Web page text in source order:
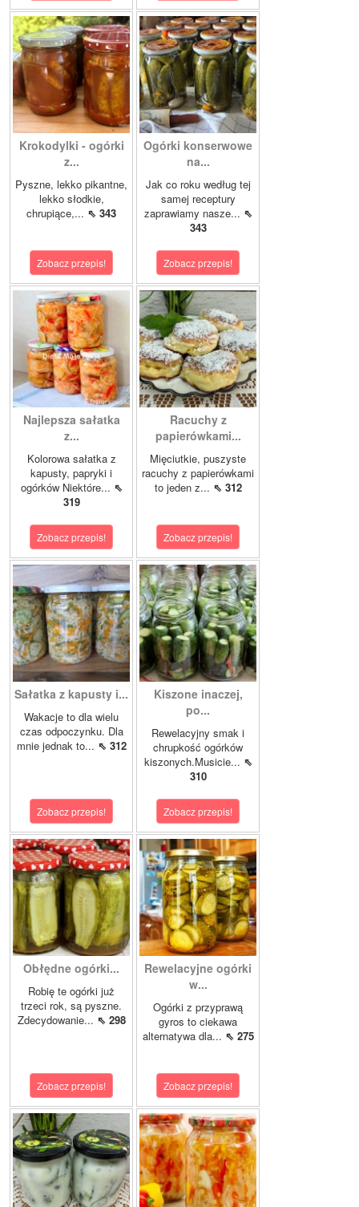
Krokodylki - ogórki
z...
Pyszne, lekko pikantne,
lekko słodkie,
chrupiące,... ⇖ 343
Zobacz przepis!
Ogórki konserwowe
na...
Jak co roku według tej
samej receptury
zaprawiamy nasze... ⇖
343
Zobacz przepis!
Najlepsza sałatka
z...
Kolorowa sałatka z
kapusty, papryki i
ogórków Niektóre... ⇖
319
Zobacz przepis!
Racuchy z
papierówkami...
Mięciutkie, puszyste
racuchy z papierówkami
to jeden z... ⇖ 312
Zobacz przepis!
Sałatka z kapusty i...
Wakacje to dla wielu
czas odpoczynku. Dla
mnie jednak to... ⇖ 312
Zobacz przepis!
Kiszone inaczej,
po...
Rewelacyjny smak i
chrupkość ogórków
kiszonych.Musicie... ⇖
310
Zobacz przepis!
Obłędne ogórki...
Robię te ogórki już
trzeci rok, są pyszne.
Zdecydowanie... ⇖ 298
Zobacz przepis!
Rewelacyjne ogórki
w...
Ogórki z przyprawą
gyros to ciekawa
alternatywa dla... ⇖ 275
Zobacz przepis!